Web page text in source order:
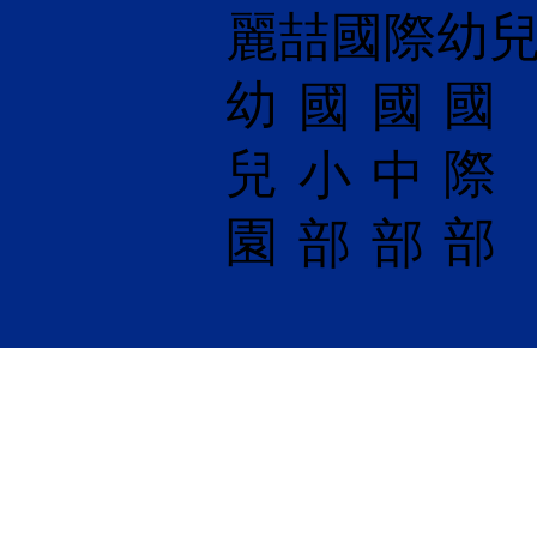
麗喆國際幼
幼
兒
園
​國
小
部
國
中
部
國
際
部